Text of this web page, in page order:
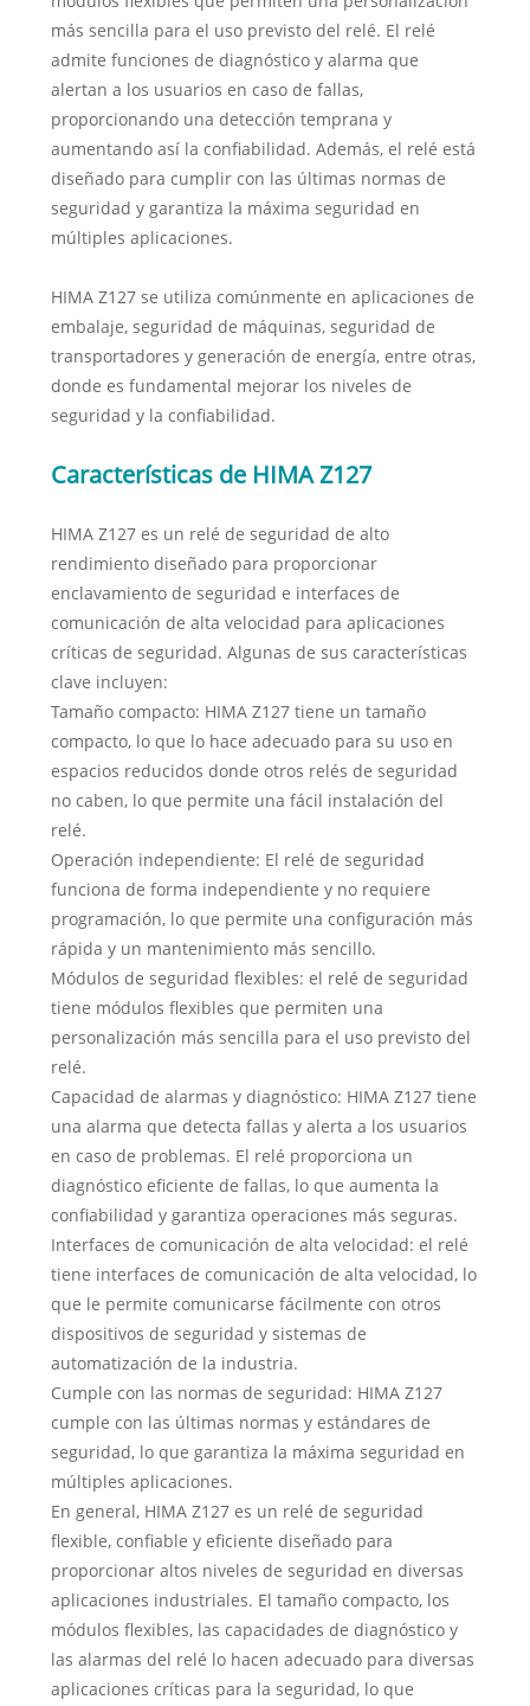
más sencilla para el uso previsto del relé. El relé
admite funciones de diagnóstico y alarma que
alertan a los usuarios en caso de fallas,
proporcionando una detección temprana y
aumentando así la confiabilidad. Además, el relé está
diseñado para cumplir con las últimas normas de
seguridad y garantiza la máxima seguridad en
múltiples aplicaciones.
HIMA Z127 se utiliza comúnmente en aplicaciones de
embalaje, seguridad de máquinas, seguridad de
transportadores y generación de energía, entre otras,
donde es fundamental mejorar los niveles de
seguridad y la confiabilidad.
Características de HIMA Z127
HIMA Z127 es un relé de seguridad de alto
rendimiento diseñado para proporcionar
enclavamiento de seguridad e interfaces de
comunicación de alta velocidad para aplicaciones
críticas de seguridad. Algunas de sus características
clave incluyen:
Tamaño compacto: HIMA Z127 tiene un tamaño
compacto, lo que lo hace adecuado para su uso en
espacios reducidos donde otros relés de seguridad
no caben, lo que permite una fácil instalación del
relé.
Operación independiente: El relé de seguridad
funciona de forma independiente y no requiere
programación, lo que permite una configuración más
rápida y un mantenimiento más sencillo.
Módulos de seguridad flexibles: el relé de seguridad
tiene módulos flexibles que permiten una
personalización más sencilla para el uso previsto del
relé.
Capacidad de alarmas y diagnóstico: HIMA Z127 tiene
una alarma que detecta fallas y alerta a los usuarios
en caso de problemas. El relé proporciona un
diagnóstico eficiente de fallas, lo que aumenta la
confiabilidad y garantiza operaciones más seguras.
Interfaces de comunicación de alta velocidad: el relé
tiene interfaces de comunicación de alta velocidad, lo
que le permite comunicarse fácilmente con otros
dispositivos de seguridad y sistemas de
automatización de la industria.
Cumple con las normas de seguridad: HIMA Z127
cumple con las últimas normas y estándares de
seguridad, lo que garantiza la máxima seguridad en
múltiples aplicaciones.
En general, HIMA Z127 es un relé de seguridad
flexible, confiable y eficiente diseñado para
proporcionar altos niveles de seguridad en diversas
aplicaciones industriales. El tamaño compacto, los
módulos flexibles, las capacidades de diagnóstico y
las alarmas del relé lo hacen adecuado para diversas
aplicaciones críticas para la seguridad, lo que